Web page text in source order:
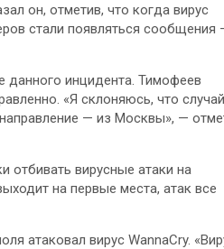
он, отметив, что когда вирус
стали появляться сообщения
данного инцидента. Тимофеев
«Я склоняюсь, что
— из Москвы», —
отбивать вирусные атаки на
на первые места, атак все
атаковал вирус WannaCry.